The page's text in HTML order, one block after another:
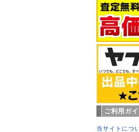
ご利用ガイ
当サイトにつ